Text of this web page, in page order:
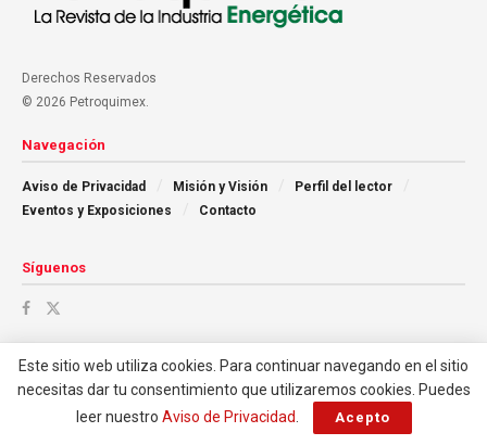
Derechos Reservados
© 2026 Petroquimex.
Navegación
Aviso de Privacidad Misión y Visión
Perfil del lector
Eventos y Exposiciones
Contacto
Síguenos
Este sitio web utiliza cookies. Para continuar navegando en el sitio
necesitas dar tu consentimiento que utilizaremos cookies. Puedes
leer nuestro Aviso de Privacidad Acepto